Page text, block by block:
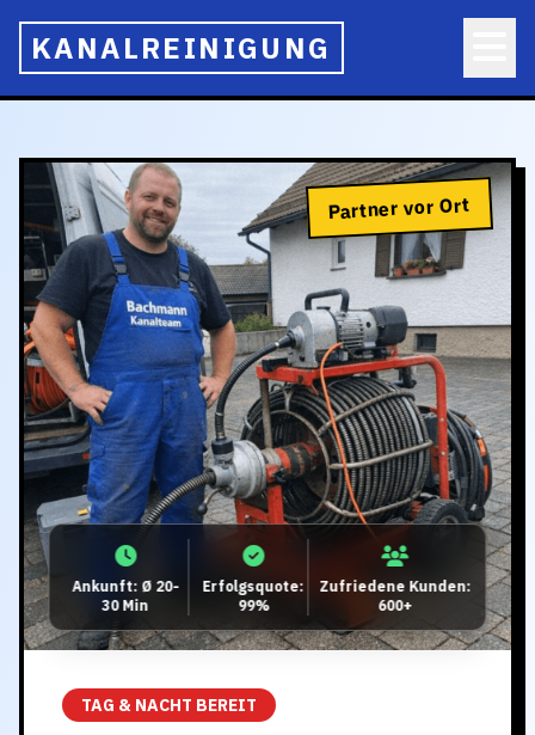
KANALREINIGUNG
Partner vor Ort
Ankunft: Ø 20-
30 Min
Erfolgsquote:
99%
Zufriedene Kunden:
600+
TAG & NACHT BEREIT